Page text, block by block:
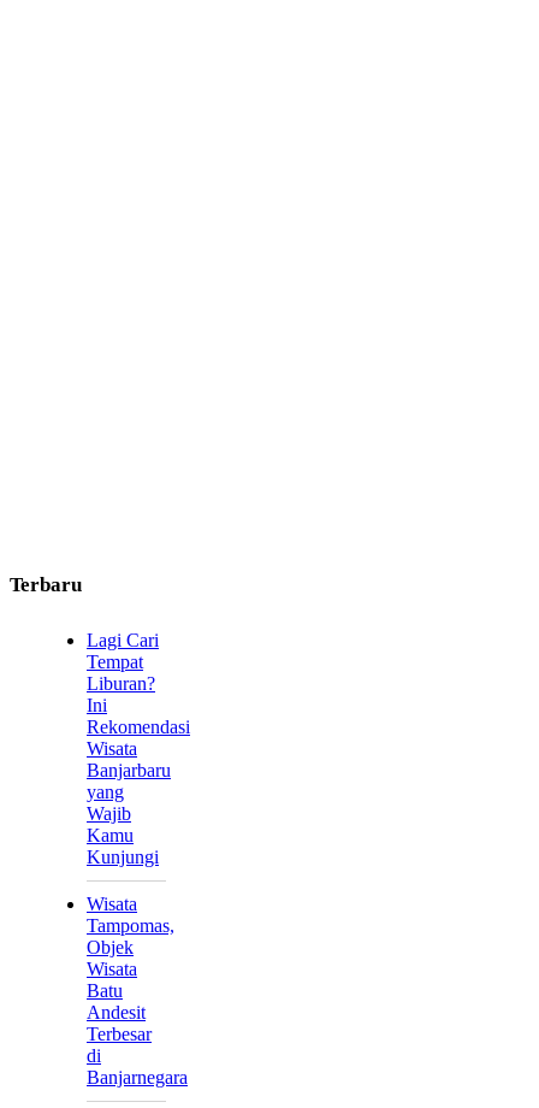
Terbaru
Lagi Cari
Tempat
Liburan?
Ini
Rekomendasi
Wisata
Banjarbaru
yang
Wajib
Kamu
Kunjungi
Wisata
Tampomas,
Objek
Wisata
Batu
Andesit
Terbesar
di
Banjarnegara